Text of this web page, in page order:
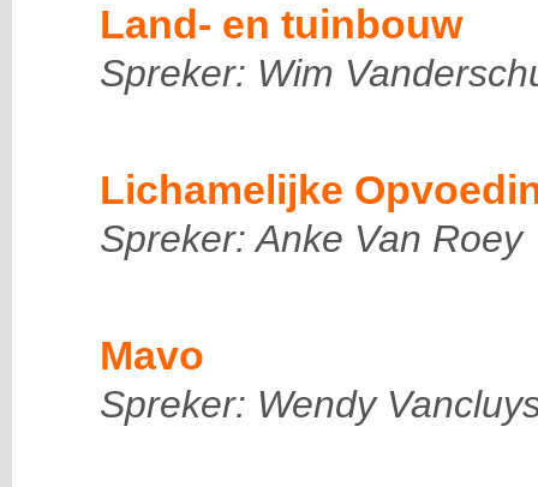
Land- en tuinbouw
Spreker: Wim
Lichamelijke
Spreker: Anke Van Roey
Mavo
Spreker: Wendy